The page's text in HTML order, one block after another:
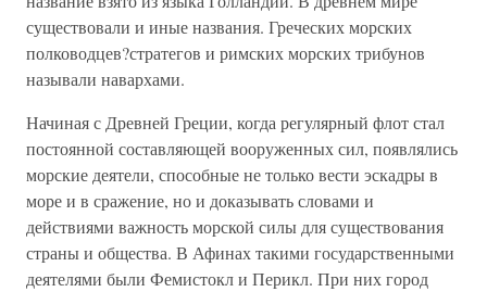
существовали и иные названия. Греческих морских
полководцев?стратегов и римских морских трибунов
называли навархами.
Начиная с Древней Греции, когда регулярный флот стал
постоянной составляющей вооруженных сил, появлялись
морские деятели, способные не только вести эскадры в
море и в сражение, но и доказывать словами и
действиями важность морской силы для существования
страны и общества. В Афинах такими государственными
деятелями были Фемистокл и Перикл. При них город